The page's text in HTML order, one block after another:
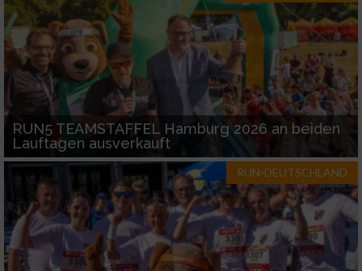
RUN5 TEAMSTAFFEL Hamburg 2026 an beiden
Lauftagen ausverkauft
RUN-DEUTSCHLAND
Performance
Funktional
Werbung